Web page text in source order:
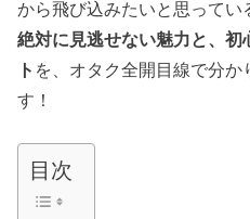
から飛び込みたいと思ってい
絶対に見逃せない魅力と、
ト を、オタク全開目線で分か
す！
目次